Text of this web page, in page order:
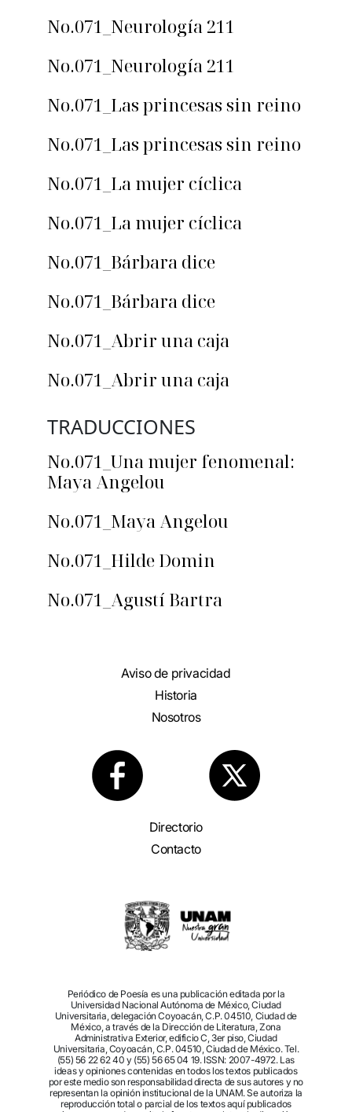
No.071_Neurología 211
No.071_Neurología 211
No.071_Las princesas sin reino
No.071_Las princesas sin reino
No.071_La mujer cíclica
No.071_La mujer cíclica
No.071_Bárbara dice
No.071_Bárbara dice
No.071_Abrir una caja
No.071_Abrir una caja
TRADUCCIONES
No.071_Una mujer fenomenal:
Maya Angelou
No.071_Maya Angelou
No.071_Hilde Domin
No.071_Agustí Bartra
Aviso de privacidad
Historia
Nosotros
Directorio
Contacto
Periódico de Poesía es una publicación editada por la
Universidad Nacional Autónoma de México, Ciudad
Universitaria, delegación Coyoacán, C.P. 04510, Ciudad de
México, a través de la Dirección de Literatura, Zona
Administrativa Exterior, edificio C, 3er piso, Ciudad
Universitaria, Coyoacán, C.P. 04510, Ciudad de México. Tel.
(55) 56 22 62 40 y (55) 56 65 04 19. ISSN: 2007-4972. Las
ideas y opiniones contenidas en todos los textos publicados
por este medio son responsabilidad directa de sus autores y no
representan la opinión institucional de la UNAM. Se autoriza la
reproducción total o parcial de los textos aquí publicados